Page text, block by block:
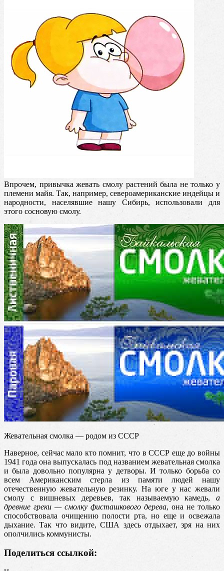
Впрочем, привычка жевать смолу растений была не только у
племени майя. Так, например, североамериканские индейцы и
народности, населявшие нашу Сибирь, использовали для
этого сосновую смолу.
Жевательная смолка — родом из СССР
Наверное, сейчас мало кто помнит, что в СССР еще до войны
1941 года она выпускалась под названием жевательная смолка
и была довольно популярна у детворы. И только борьба со
всем Американским стерла из памяти людей нашу
отечественную жевательную резинку. На юге у нас жевали
смолу с вишневых деревьев, так называемую камедь, а
древние греки — смолку фисташкового дерева, она не только
способствовала очищению полости рта, но еще и освежала
дыхание. Так что видите, США здесь отдыхает, зря на них
ополчились коммунисты.
Поделиться ссылкой: